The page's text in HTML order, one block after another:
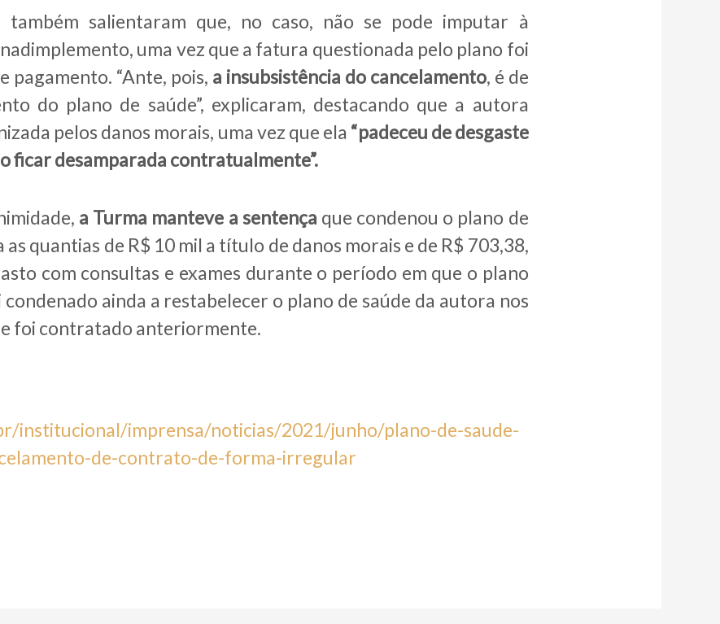
também salientaram que, no caso, não se pode imputar à
uma vez que a fatura questionada pelo plano foi
pagamento. “Ante, pois, a insubsistência do cancelamento, é de
do plano de saúde”, explicaram, destacando que a autora
pelos danos morais, uma vez que ela “padeceu de desgaste
ficar desamparada contratualmente”.
a Turma manteve a sentença que condenou o plano de
quantias de R$ 10 mil a título de danos morais e de R$ 703,38,
com consultas e exames durante o período em que o plano
ainda a restabelecer o plano de saúde da autora nos
foi contratado anteriormente.
institucional/imprensa/noticias/2021/junho/plano-de-saude-
de-contrato-de-forma-irregular